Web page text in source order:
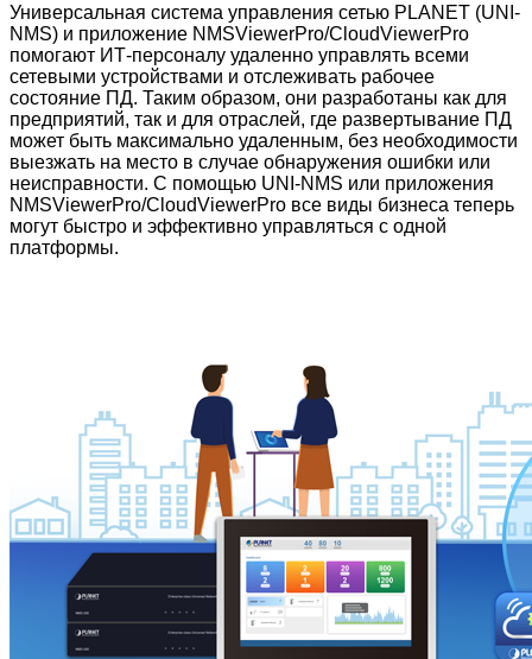
Универсальная система управления сетью PLANET (UNI-
NMS) и приложение NMSViewerPro/CloudViewerPro
помогают ИТ-персоналу удаленно управлять всеми
сетевыми устройствами и отслеживать рабочее
состояние ПД. Таким образом, они разработаны как для
предприятий, так и для отраслей, где развертывание ПД
может быть максимально удаленным, без необходимости
выезжать на место в случае обнаружения ошибки или
неисправности. С помощью UNI-NMS или приложения
NMSViewerPro/CloudViewerPro все виды бизнеса теперь
могут быстро и эффективно управляться с одной
платформы.